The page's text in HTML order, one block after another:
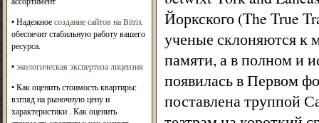
• Надежноесоздание сайтов на Bitrix
обеспечит стабильную работу вашего
ресурса.
•экологическая экспертиза лицензия
• Как оценить стоимость квартиры:
взгляд на рыночную цену и
характеристики . Как оценить
Йоркского (The True
ученые склоняются к
памяти, а в полном и
появилась в Первом
поставлена труппой